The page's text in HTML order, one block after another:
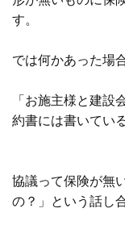
す。
では何かあった場
「お施主様と建設
約書には書いてい
協議って保険が無
の？」という話し